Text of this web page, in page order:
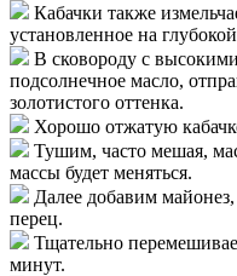
Кабачки также
установленное на
В сковороду с
подсолнечное масло,
золотистого оттенка.
Хорошо отжатую
Тушим, часто мешая,
массы будет меняться.
Далее добавим
перец.
Тщательно
минут.